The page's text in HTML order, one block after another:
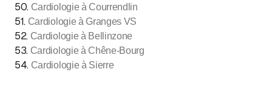
50. Cardiologie à Courrendlin
51. Cardiologie à Granges VS
52. Cardiologie à Bellinzone
53. Cardiologie à Chêne-Bourg
54. Cardiologie à Sierre